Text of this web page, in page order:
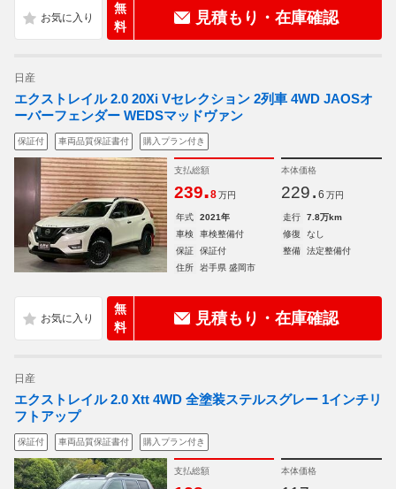
無
料
見積もり・在庫確認
日産
エクストレイル 2.0 20Xi Vセレクション 2列車 4WD JAOSオ
ーバーフェンダー WEDSマッドヴァン
保証付 車両品質保証書付 購入プラン付き
支払総額
239.8 万円
本体価格
229. 6 万円
年式 2021年 走行
7.8万km
車検
車検整備付 修復
なし
保証
保証付 整備
法定整備付
住所
岩手県 盛岡市
無
料
見積もり・在庫確認
日産
エクストレイル 2.0 Xtt 4WD 全塗装ステルスグレー 1インチリ
フトアップ
保証付 車両品質保証書付 購入プラン付き
支払総額 本体価格